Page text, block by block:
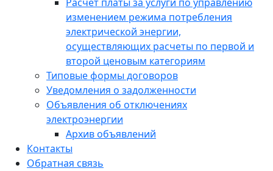
изменением режима потребления
электрической энергии,
осуществляющих расчеты по первой и
второй ценовым категориям
Типовые формы договоров
Уведомления о задолженности
Объявления об отключениях
электроэнергии
Архив объявлений
Контакты
Обратная связь